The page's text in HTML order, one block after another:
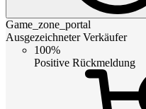
Game_zone_portal
Ausgezeichneter Verkäufer
100%
Positive Rückmeldung